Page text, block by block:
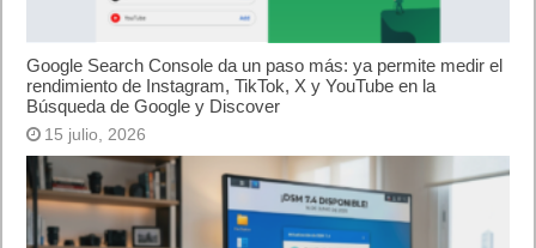
Google Search Console da un paso más: ya permite medir el
rendimiento de Instagram, TikTok, X y YouTube en la
Búsqueda de Google y Discover
15 julio, 2026